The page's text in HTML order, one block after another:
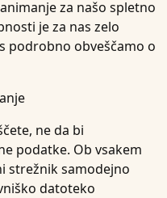
za našo spletno
je za nas zelo
podrobno obveščamo o
ne da bi
podatke. Ob vsakem
strežnik samodejno
datoteko